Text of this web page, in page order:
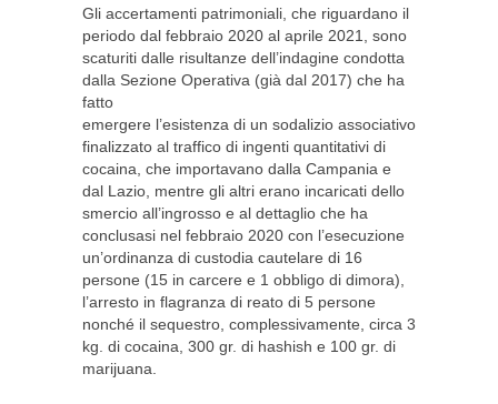
Gli accertamenti patrimoniali, che riguardano il
periodo dal febbraio 2020 al aprile 2021, sono
scaturiti dalle risultanze dell’indagine condotta
dalla Sezione Operativa (già dal 2017) che ha
fatto
emergere l’esistenza di un sodalizio associativo
finalizzato al traffico di ingenti quantitativi di
cocaina, che importavano dalla Campania e
dal Lazio, mentre gli altri erano incaricati dello
smercio all’ingrosso e al dettaglio che ha
conclusasi nel febbraio 2020 con l’esecuzione
un’ordinanza di custodia cautelare di 16
persone (15 in carcere e 1 obbligo di dimora),
l’arresto in flagranza di reato di 5 persone
nonché il sequestro, complessivamente, circa 3
kg. di cocaina, 300 gr. di hashish e 100 gr. di
marijuana.